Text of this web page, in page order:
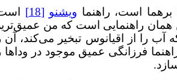
برهما است، راهنما ویشنو [18]
همان راهنمایی است که من
را از اقیانوس تبخیر می‌کند، آن
فرزانگی عمیق موجود در وداها